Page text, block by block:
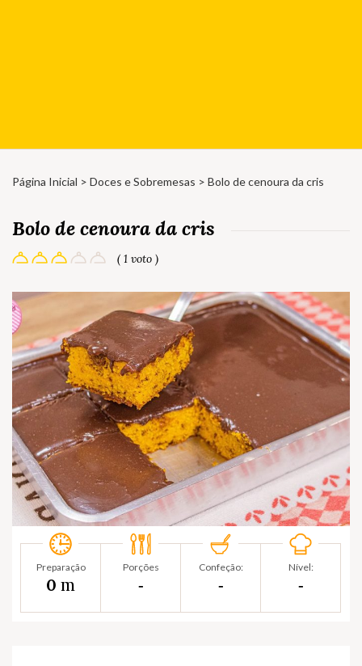
Página Inicial > Doces e Sobremesas > Bolo de cenoura da cris
Bolo de cenoura da cris
( 1 voto )
Preparação
0 m
Porções
‐
Confeção:
‐
Nível:
‐